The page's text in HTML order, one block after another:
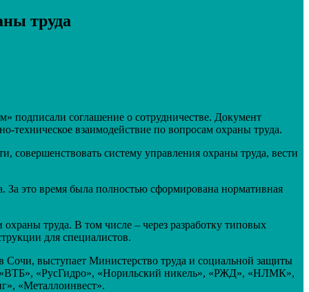
труда
подписали соглашение о сотрудничестве. Документ
техническое взаимодействие по вопросам охраны труда.
совершенствовать систему управления охраны труда, вести
За это время была полностью сформирована нормативная
труда. В том числе – через разработку типовых
для специалистов.
Сочи, выступает Министерство труда и социальной защиты
«РусГидро», «Норильский никель», «РЖД», «НЛМК»,
«Металлоинвест».